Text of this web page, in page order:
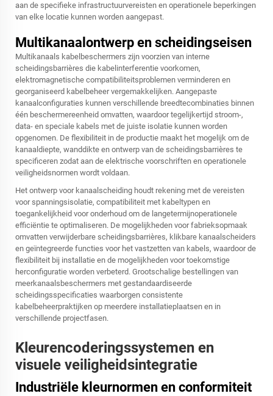
aan de specifieke infrastructuurvereisten en operationele beperkingen
van elke locatie kunnen worden aangepast.
Multikanaalontwerp en scheidingseisen
Multikanaals kabelbeschermers zijn voorzien van interne
scheidingsbarrières die kabelinterferentie voorkomen,
elektromagnetische compatibiliteitsproblemen verminderen en
georganiseerd kabelbeheer vergemakkelijken. Aangepaste
kanaalconfiguraties kunnen verschillende breedtecombinaties binnen
één beschermereenheid omvatten, waardoor tegelijkertijd stroom-,
data- en speciale kabels met de juiste isolatie kunnen worden
opgenomen. De flexibiliteit in de productie maakt het mogelijk om de
kanaaldiepte, wanddikte en ontwerp van de scheidingsbarrières te
specificeren zodat aan de elektrische voorschriften en operationele
veiligheidsnormen wordt voldaan.
Het ontwerp voor kanaalscheiding houdt rekening met de vereisten
voor spanningsisolatie, compatibiliteit met kabeltypen en
toegankelijkheid voor onderhoud om de langetermijnoperationele
efficiëntie te optimaliseren. De mogelijkheden voor fabrieksopmaak
omvatten verwijderbare scheidingsbarrières, klikbare kanaalscheiders
en geïntegreerde functies voor het vastzetten van kabels, waardoor de
flexibiliteit bij installatie en de mogelijkheden voor toekomstige
herconfiguratie worden verbeterd. Grootschalige bestellingen van
meerkanaalsbeschermers met gestandaardiseerde
scheidingsspecificaties waarborgen consistente
kabelbeheerpraktijken op meerdere installatieplaatsen en in
verschillende projectfasen.
Kleurencoderingssystemen en
visuele veiligheidsintegratie
Industriële kleurnormen en conformiteit